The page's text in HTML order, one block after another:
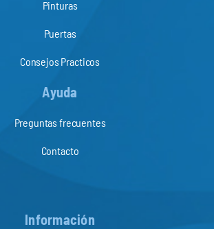
Pinturas
Puertas
Consejos Practicos
Ayuda
Preguntas frecuentes
Contacto
Información